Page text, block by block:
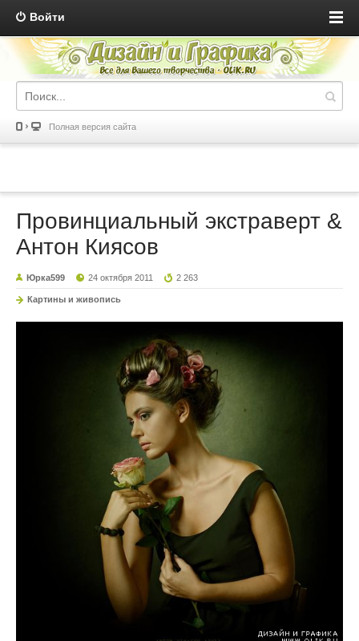
Войти
Полная версия сайта
Провинциальный экстраверт &
Антон Киясов
Юрка599 24 октября 2011 2 263
Картины и живопись